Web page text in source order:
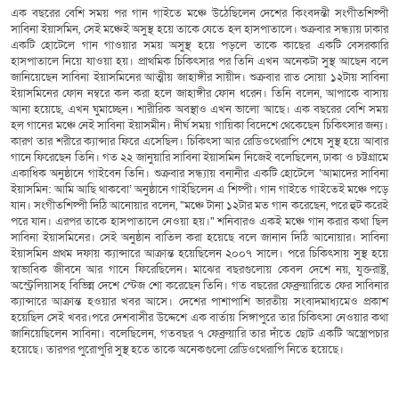
এক বছরের বেশি সময় পর গান গাইতে মঞ্চে উঠেছিলেন দেশের কিংবদন্তী সংগীতশিল্পী
সাবিনা ইয়াসমিন, সেই মঞ্চেই অসুস্থ হয়ে তাকে যেতে হল হাসপাতালে। শুক্রবার সন্ধ্যায় ঢাকার
একটি হোটেলে গান গাওয়ার সময় অসুস্থ হয়ে পড়লে তাকে কাছের একটি বেসরকারি
হাসপাতালে নিয়ে যাওয়া হয়। প্রাথমিক চিকিৎসার পর তিনি এখন অনেকটা সুস্থ আছেন বলে
জানিয়েছেন সাবিনা ইয়াসমিনের আত্মীয় জাহাঙ্গীর সায়ীদ। শুক্রবার রাত সোয়া ১২টায় সাবিনা
ইয়াসমিনের ফোন নম্বরে কল করা হলে জাহাঙ্গীর ফোন ধরেন। তিনি বলেন, আপাকে বাসায়
আনা হয়েছে, এখন ঘুমাচ্ছেন। শারীরিক অবস্থাও এখন ভালো আছে। এক বছরের বেশি সময়
হল গানের মঞ্চে নেই সাবিনা ইয়াসমীন। দীর্ঘ সময় গায়িকা বিদেশে থেকেছেন চিকিৎসার জন্য।
কারণ তার শরীরে ক্যান্সার ফিরে এসেছিল। চিকিৎসা আর রেডিওথেরাপি শেষে সুস্থ হয়ে আবার
গানে ফিরেছেন তিনি। গত ২২ জানুয়ারি সাবিনা ইয়াসমিন নিজেই বলেছিলেন, ঢাকা ও চট্টগ্রামে
একাধিক অনুষ্ঠানে গাইবেন তিনি। শুক্রবার সন্ধ্যায় বনানীর একটি হোটেলে ‘আমাদের সাবিনা
ইয়াসমিন: আমি আছি থাকবো’ অনুষ্ঠানে গাইছিলেন এ শিল্পী। গান গাইতে গাইতেই মঞ্চে পড়ে
যান। সংগীতশিল্পী দিঠি আনোয়ার বলেন, "মঞ্চে টানা ১২টার মত গান করেছেন, পরে হুট করেই
পরে যান। এরপর তাকে হাসপাতালে নেওয়া হয়।" শনিবারও একই মঞ্চে গান করার কথা ছিল
সাবিনা ইয়াসমিনের। সেই অনুষ্ঠান বাতিল করা হয়েছে বলে জানান দিঠি আনোয়ার। সাবিনা
ইয়াসমিন প্রথম দফায় ক্যান্সারে আক্রান্ত হয়েছিলেন ২০০৭ সালে। পরে চিকিৎসায় সুস্থ হয়ে
স্বাভাবিক জীবনে আর গানে ফিরেছিলেন। মাঝের বছরগুলোয় কেবল দেশে নয়, যুক্তরাষ্ট্র,
অস্ট্রেলিয়াসহ বিভিন্ন দেশে স্টেজ শো করেছেন তিনি। গত বছরের ফেব্রুয়ারিতে ফের সাবিনার
ক্যান্সারে আক্রান্ত হওয়ার খবর আসে। দেশের পাশাপাশি ভারতীয় সংবাদমাধ্যমেও প্রকাশ
হয়েছিল সেই খবর।পরে দেশবাসীর উদ্দেশে এক বার্তায় সিঙ্গাপুরে তার চিকিৎসা নেওয়ার কথা
জানিয়েছিলেন সাবিনা। বলেছিলেন, গতবছর ৭ ফেব্রুয়ারি তার দাঁতে ছোট একটি অস্ত্রোপচার
হয়েছে। তারপর পুরোপুরি সুস্থ হতে তাকে অনেকগুলো রেডিওথেরাপি নিতে হয়েছে।